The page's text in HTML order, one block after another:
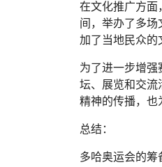
在文化推广方面
间，举办了多场
加了当地民众的
为了进一步增
坛、展览和交流
精神的传播，也
总结：
多哈奥运会的